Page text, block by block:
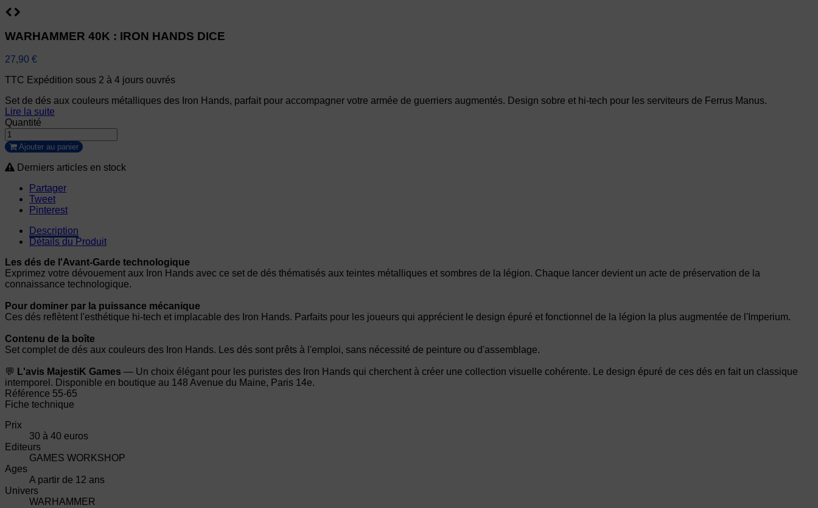
WARHAMMER 40K : IRON HANDS DICE
27,90 €
TTC Expédition sous 2 à 4 jours ouvrés
Set de dés aux couleurs métalliques des Iron Hands, parfait pour accompagner votre armée de guerriers augmentés. Design sobre et hi-tech pour les serviteurs de Ferrus Manus.
Lire la suite
Quantité
Ajouter au panier
Derniers articles en stock
Partager
Tweet
Pinterest
Description
Détails du Produit
Les dés de l'Avant-Garde technologique
Exprimez votre dévouement aux Iron Hands avec ce set de dés thématisés aux teintes métalliques et sombres de la légion. Chaque lancer devient un acte de préservation de la
connaissance technologique.
Pour dominer par la puissance mécanique
Ces dés reflètent l'esthétique hi-tech et implacable des Iron Hands. Parfaits pour les joueurs qui apprécient le design épuré et fonctionnel de la légion la plus augmentée de l'Imperium.
Contenu de la boîte
Set complet de dés aux couleurs des Iron Hands. Les dés sont prêts à l'emploi, sans nécessité de peinture ou d'assemblage.
💬 L'avis MajestiK Games — Un choix élégant pour les puristes des Iron Hands qui cherchent à créer une collection visuelle cohérente. Le design épuré de ces dés en fait un classique
intemporel. Disponible en boutique au 148 Avenue du Maine, Paris 14e.
Référence 55-65
Fiche technique
Prix
30 à 40 euros
Editeurs
GAMES WORKSHOP
Ages
A partir de 12 ans
Univers
WARHAMMER